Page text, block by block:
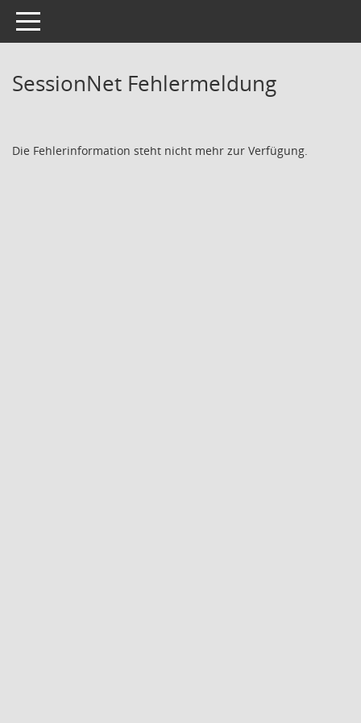
Toggle navigation
SessionNet Fehlermeldung
Die Fehlerinformation steht nicht mehr zur Verfügung.